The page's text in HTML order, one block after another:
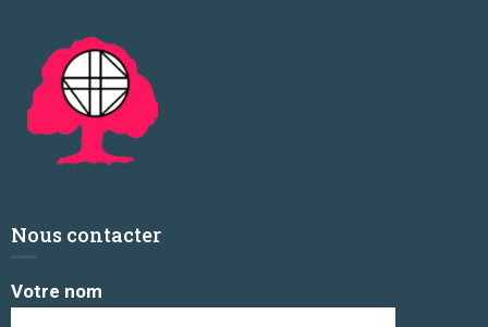
Nous contacter
Votre nom